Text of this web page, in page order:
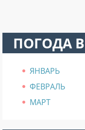
ПОГОДА
ЯНВАРЬ
ФЕВРАЛЬ
МАРТ